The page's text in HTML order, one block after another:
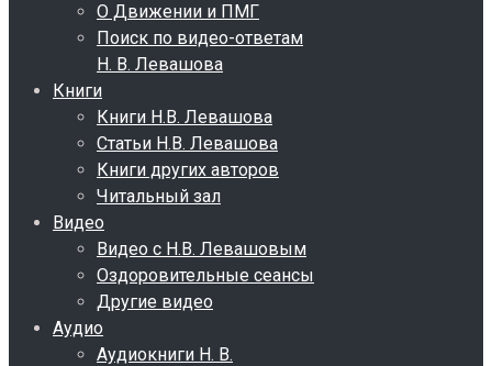
О Движении и ПМГ
Поиск по видео-ответам
Н. В. Левашова
Книги
Книги Н.В. Левашова
Статьи Н.В. Левашова
Книги других авторов
Читальный зал
Видео
Видео с Н.В. Левашовым
Оздоровительные сеансы
Другие видео
Аудио
Аудиокниги Н. В.